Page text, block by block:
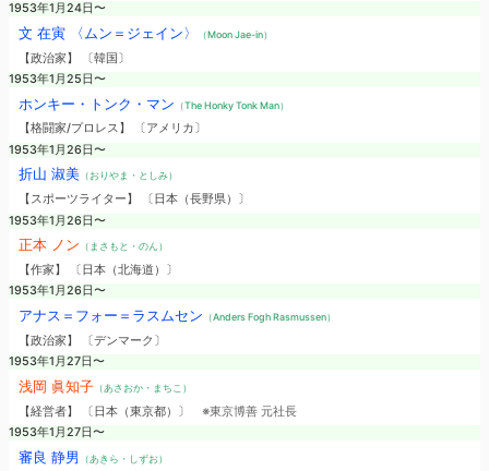
1953年1月24日〜
文 在寅 〈ムン＝ジェイン〉 （Moon Jae-in）
【政治家】 〔韓国〕
1953年1月25日〜
ホンキー・トンク・マン （The Honky Tonk Man）
【格闘家/プロレス】 〔アメリカ〕
1953年1月26日〜
折山 淑美（おりやま・としみ）
【スポーツライター】 〔日本（長野県）〕
1953年1月26日〜
正本 ノン （まさもと・のん）
【作家】 〔日本（北海道）〕
1953年1月26日〜
アナス＝フォー＝ラスムセン （Anders Fogh Rasmussen）
【政治家】 〔デンマーク〕
1953年1月27日〜
浅岡 眞知子（あさおか・まちこ）
【経営者】 〔日本（東京都）〕 ※東京博善 元社長
1953年1月27日〜
審良 静男 （あきら・しずお）